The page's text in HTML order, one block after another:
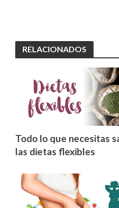
RELACIONADOS
Todo lo que necesitas
las dietas flexibles